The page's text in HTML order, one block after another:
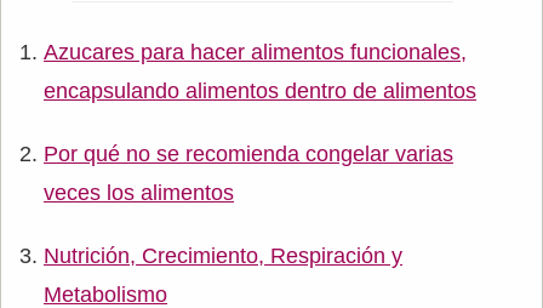
Azucares para hacer alimentos funcionales,
encapsulando alimentos dentro de alimentos
Por qué no se recomienda congelar varias
veces los alimentos
Nutrición, Crecimiento, Respiración y
Metabolismo